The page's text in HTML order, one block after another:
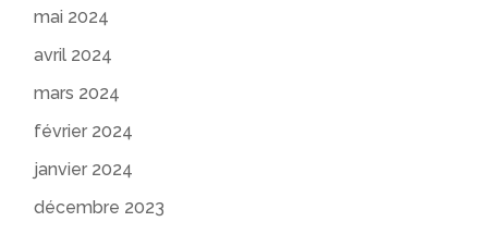
mai 2024
avril 2024
mars 2024
février 2024
janvier 2024
décembre 2023